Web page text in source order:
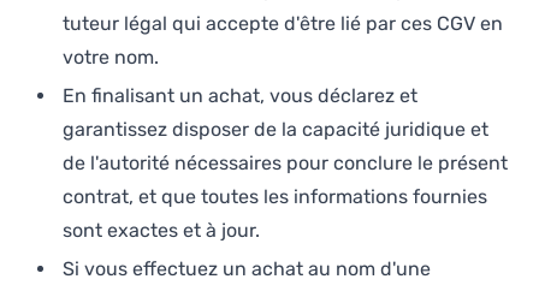
tuteur légal qui accepte d'être lié par ces CGV en
votre nom.
En finalisant un achat, vous déclarez et
garantissez disposer de la capacité juridique et
de l'autorité nécessaires pour conclure le présent
contrat, et que toutes les informations fournies
sont exactes et à jour.
Si vous effectuez un achat au nom d'une